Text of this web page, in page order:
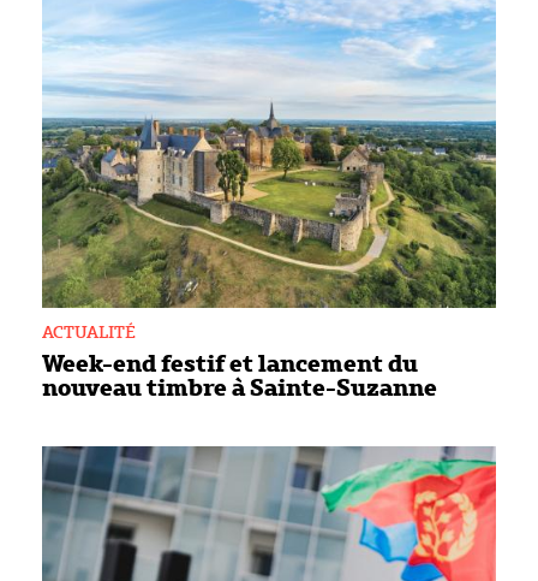
Week-end festif et lancement du
nouveau timbre à Sainte-Suzanne
ACTUALITÉ